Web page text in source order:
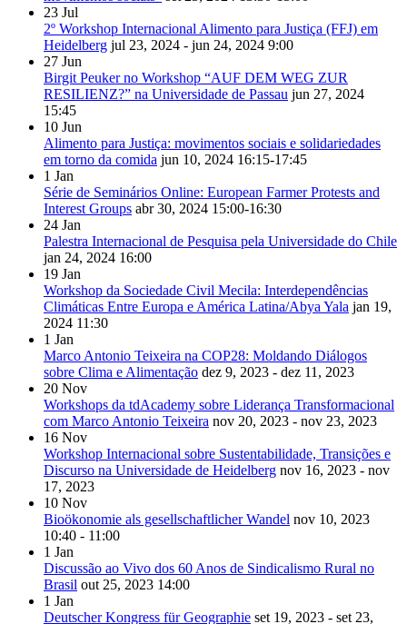
23 Jul
2º Workshop Internacional Alimento para Justiça (FFJ) em
Heidelberg jul 23, 2024 - jun 24, 2024 9:00
27 Jun
Birgit Peuker no Workshop “AUF DEM WEG ZUR
RESILIENZ?” na Universidade de Passau jun 27, 2024
15:45
10 Jun
Alimento para Justiça: movimentos sociais e solidariedades
em torno da comida jun 10, 2024 16:15-17:45
1 Jan
Série de Seminários Online: European Farmer Protests and
Interest Groups abr 30, 2024 15:00-16:30
24 Jan
Palestra Internacional de Pesquisa pela Universidade do Chile
jan 24, 2024 16:00
19 Jan
Workshop da Sociedade Civil Mecila: Interdependências
Climáticas Entre Europa e América Latina/Abya Yala jan 19,
2024 11:30
1 Jan
Marco Antonio Teixeira na COP28: Moldando Diálogos
sobre Clima e Alimentação dez 9, 2023 - dez 11, 2023
20 Nov
Workshops da tdAcademy sobre Liderança Transformacional
com Marco Antonio Teixeira nov 20, 2023 - nov 23, 2023
16 Nov
Workshop Internacional sobre Sustentabilidade, Transições e
Discurso na Universidade de Heidelberg nov 16, 2023 - nov
17, 2023
10 Nov
Bioökonomie als gesellschaftlicher Wandel nov 10, 2023
10:40 - 11:00
1 Jan
Discussão ao Vivo dos 60 Anos de Sindicalismo Rural no
Brasil out 25, 2023 14:00
1 Jan
Deutscher Kongress für Geographie set 19, 2023 - set 23,